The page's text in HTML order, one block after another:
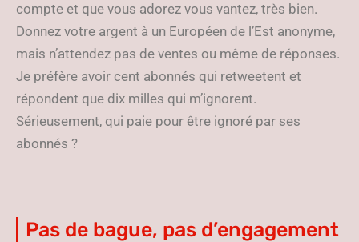
compte et que vous adorez vous vantez, très bien.
Donnez votre argent à un Européen de l’Est anonyme,
mais n’attendez pas de ventes ou même de réponses.
Je préfère avoir cent abonnés qui retweetent et
répondent que dix milles qui m’ignorent.
Sérieusement, qui paie pour être ignoré par ses
abonnés ?
Pas de bague, pas d’engagement